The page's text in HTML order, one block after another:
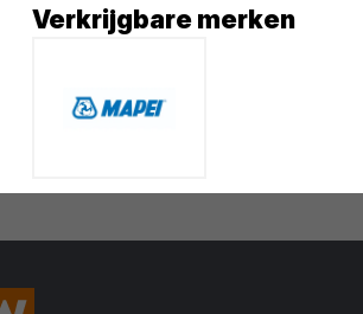
Verkrijgbare merken